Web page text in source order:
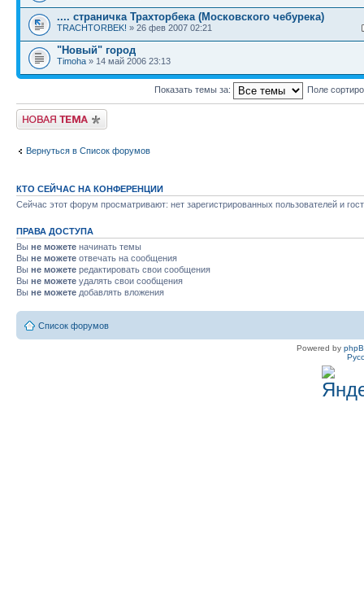
.... страничка Трахторбека (Московского чебурека)
TRACHTORBEK! » 26 фев 2007 02:21
"Новый" город
Timoha » 14 май 2006 23:13
Показать темы за: Поле
Новая тема
Вернуться в Список форумов
КТО СЕЙЧАС НА КОНФЕРЕНЦИИ
Сейчас этот форум просматривают: нет зарегистрированных пользователей и
ПРАВА ДОСТУПА
Вы не можете начинать темы
Вы не можете отвечать на сообщения
Вы не можете редактировать свои сообщения
Вы не можете удалять свои сообщения
Вы не можете добавлять вложения
Список форумов
Powered by